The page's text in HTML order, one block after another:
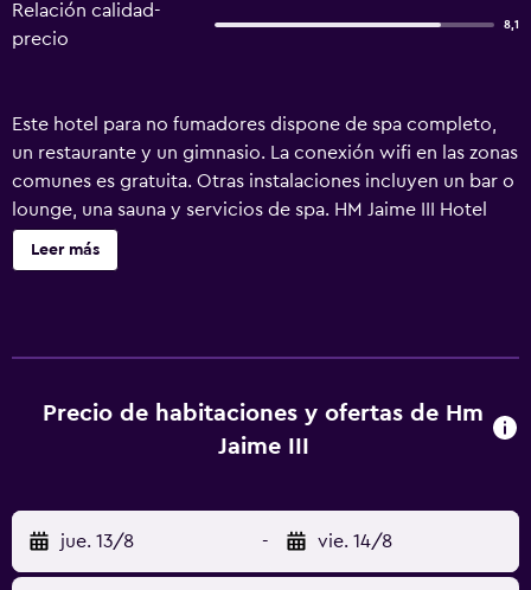
Relación calidad-
precio
8,1
Este hotel para no fumadores dispone de spa completo,
un restaurante y un gimnasio. La conexión wifi en las zonas
comunes es gratuita. Otras instalaciones incluyen un bar o
lounge, una sauna y servicios de spa. HM Jaime III Hotel
ofrece 88 alojamientos con aire acondicionado, minibar y
caja fuerte (cabe un portátil). Cabe destacar que este
pelo. Los huéspedes pueden navegar por la web gracias a
nuestro acceso a Internet wifi gratis. Los servicios para las
plancha y cortinas opacas. Se ofrece servicio de limpieza
todos los días. Los servicios de ocio y esparcimiento en
este hotel incluyen sauna y gimnasio. Se pueden practicar
Leer más
Precio de habitaciones y ofertas de Hm
Jaime III
jue. 13/8 - vie. 14/8